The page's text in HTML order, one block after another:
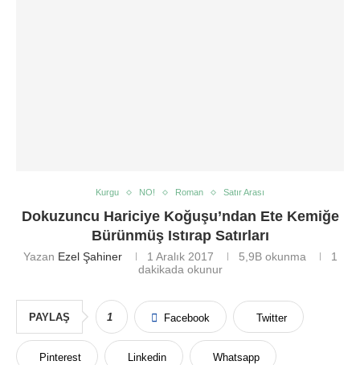
Kurgu NO! Roman Satır Arası
Dokuzuncu Hariciye Koğuşu’ndan Ete Kemiğe
Bürünmüş Istırap Satırları
Yazan Ezel Şahiner 1 Aralık 2017 5,9Bokunma
1
dakikada okunur
PAYLAŞ 1 Facebook Twitter
Pinterest Linkedin Whatsapp